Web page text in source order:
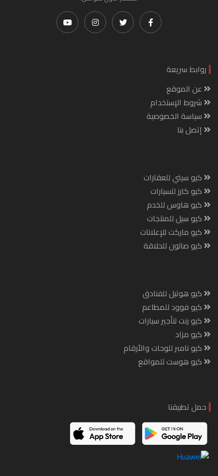
روابط سريعة
عن الموقع
شروط الإستخدام
سياسة الخصوصية
إتصل بنا
كيو سيتي للعقارات
كيو كارز للسيارات
كيو هاوس للخدم
كيو سيل للمنتجات
كيو ماركت للإعلانات
كيو صالون للحلاقة
كيو هوتيل للفنادق
كيو فوود للمطاعم
كيو رنت لتأجير سيارات
كيو مزاد
كيو نامبر للوحات والأرقام
كيو هوست للمواقع
حمل تطبيقنا